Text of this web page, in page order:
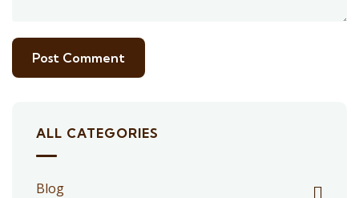
ALL CATEGORIES
Blog